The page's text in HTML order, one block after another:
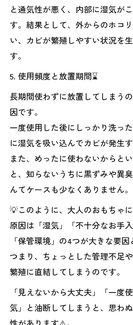
と通気性が悪く、内部に湿気が
す。結果として、外からのホコ
い、カビが繁殖しやすい状況を
す。
5. 使用頻度と放置期間⌛
長期間使わずに放置してしまう
因です。
一度使用した後にしっかり洗っ
に湿気を吸い込んでカビが発生
また、めったに使わないからと
と、知らないうちに黒ずみや異
んてケースも少なくありません。
💡このように、大人のおもちゃ
原因は「湿気」「不十分なお手
「保管環境」の4つが大きな要因
つまり、ちょっとした管理不足
繁殖に直結してしまうのです。
「見えないから大丈夫」「一度
気」と油断してしまうと、思わ